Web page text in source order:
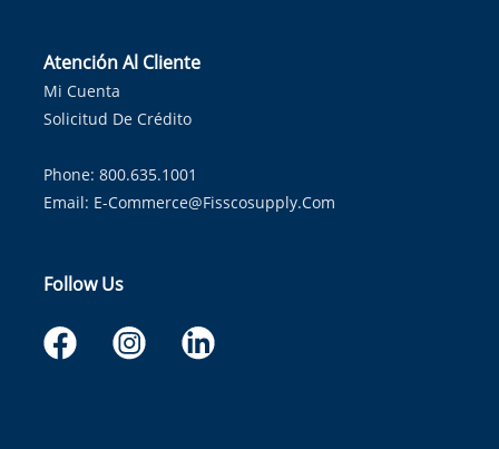
Atención Al Cliente
Mi Cuenta
Solicitud De Crédito
Phone: 800.635.1001
Email: E-Commerce@fisscosupply.com
Follow Us